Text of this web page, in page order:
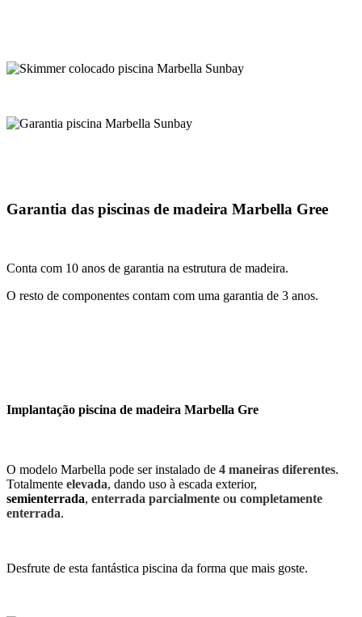
Garantia das piscinas de madeira Marbella Gree
Conta com 10 anos de garantia na estrutura de madeira.
O resto de componentes contam com uma garantia de 3 anos.
Implantação piscina de madeira Marbella Gre
O modelo Marbella pode ser instalado de 4 maneiras diferentes.
Totalmente elevada, dando uso à escada exterior,
semienterrada, enterrada parcialmente ou completamente
enterrada.
Desfrute de esta fantástica piscina da forma que mais goste.